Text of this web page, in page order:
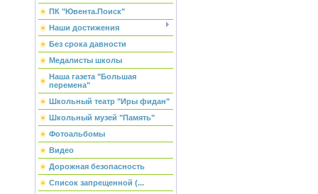
ПК "Ювента.Поиск"
Наши достижения
Без срока давности
Медалисты школы
Наша газета "Большая
перемена"
Школьный театр "Иры фидан"
Школьный музей "Память"
Фотоальбомы
Видео
Дорожная безопасность
Список запрещенной (...